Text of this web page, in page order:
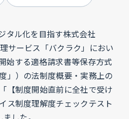
タル化を目指す株式会社
サービス「バクラク」におい
始する適格請求書等保存方式
」）の法制度概要・実務上の
【制度開始直前に全社で受け
ス制度理解度チェックテスト